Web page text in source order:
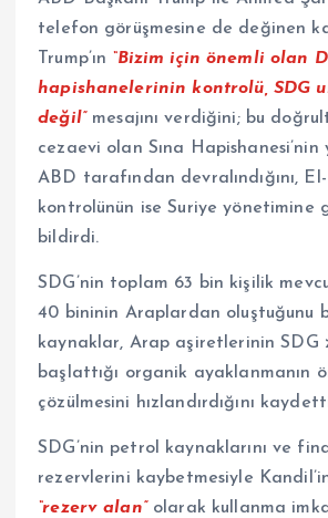
telefon görüşmesine de değinen
Trump’ın “Bizim için önemli olan
hapishanelerinin kontrolü, SDG
değil”mesajını verdiğini; bu
cezaevi olan Sına Hapishanesi’nin
ABD tarafından devralındığını, El-
kontrolünün ise Suriye yönetimine
bildirdi.
SDG’nin toplam 63 bin kişilik
40 bininin Araplardan oluştuğunu
kaynaklar, Arap aşiretlerinin SDG
başlattığı organik ayaklanmanın
çözülmesini hızlandırdığını
SDG’nin petrol kaynaklarını ve
rezervlerini kaybetmesiyle
“rezerv alan” olarak kullanma